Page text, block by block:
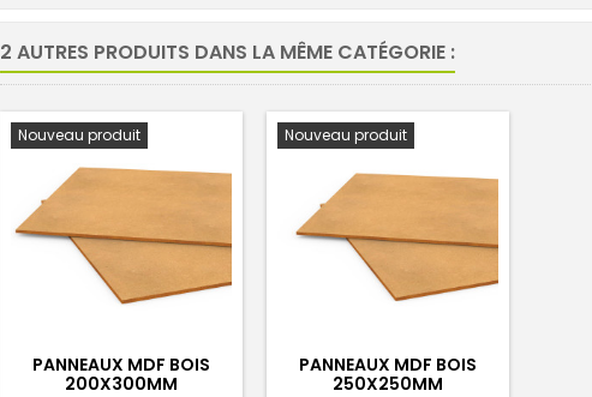
2 AUTRES PRODUITS DANS LA MÊME CATÉGORIE :
Nouveau produit
PANNEAUX MDF BOIS
200X300MM
Nouveau produit
PANNEAUX MDF BOIS
250X250MM